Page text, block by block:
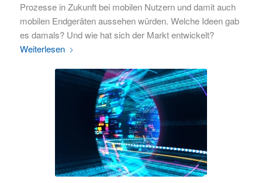
Prozesse in Zukunft bei mobilen Nutzern und damit auch
mobilen Endgeräten aussehen würden. Welche Ideen gab
es damals? Und wie hat sich der Markt entwickelt?
Weiterlesen